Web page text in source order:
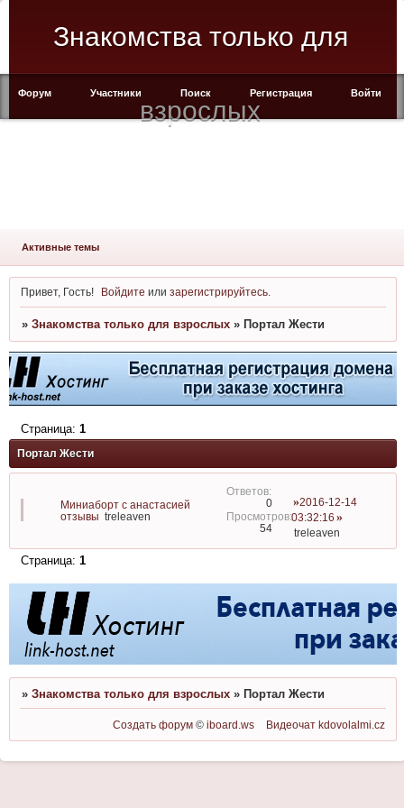
Знакомства только для
взрослых
Форум Участники Поиск Регистрация Войти
Активные темы
Привет, Гость! Войдите илизарегистрируйтесь
» Знакомства только для взрослых » Портал Жести
Портал Жести
Страница: 1
Миниаборт с анастасией
отзывы treleaven
0
54
2016-12-14
03:32:16
treleaven
Страница: 1
» Знакомства только для взрослых » Портал Жести
Создать форум ©iboard.ws Видеочат kdovolalmi.cz